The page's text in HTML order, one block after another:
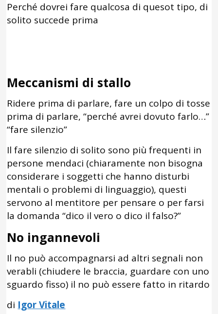
Perché dovrei fare qualcosa di quesot tipo, di
solito succede prima
Meccanismi di stallo
Ridere prima di parlare, fare un colpo di tosse
prima di parlare, “perché avrei dovuto farlo…”
“fare silenzio”
Il fare silenzio di solito sono più frequenti in
persone mendaci (chiaramente non bisogna
considerare i soggetti che hanno disturbi
mentali o problemi di linguaggio), questi
servono al mentitore per pensare o per farsi
la domanda “dico il vero o dico il falso?”
No ingannevoli
Il no può accompagnarsi ad altri segnali non
verabli (chiudere le braccia, guardare con uno
sguardo fisso) il no può essere fatto in ritardo
di Igor Vitale